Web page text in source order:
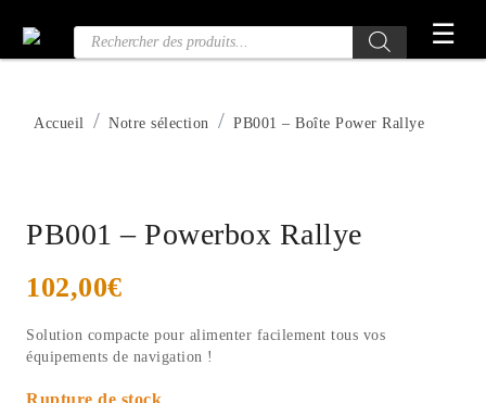
contenu
Recherche
☰
Accueil Notre sélection PB001 – Boîte Power Rallye
PB001 – Powerbox Rallye
102,00€
Solution compacte pour alimenter facilement tous vos
équipements de navigation !
Rupture de stock